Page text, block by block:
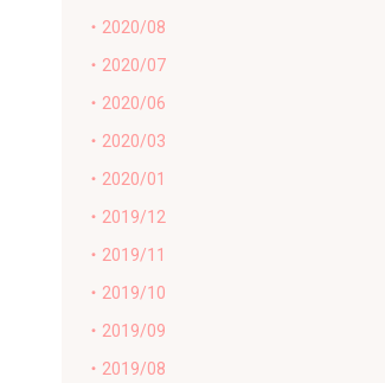
・2020/08
・2020/07
・2020/06
・2020/03
・2020/01
・2019/12
・2019/11
・2019/10
・2019/09
・2019/08